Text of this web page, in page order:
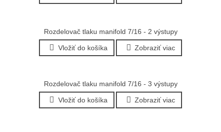
Rozdelovač tlaku manifold 7/16 - 2 výstupy
Vložiť do košíka Zobraziť viac
Rozdelovač tlaku manifold 7/16 - 3 výstupy
Vložiť do košíka Zobraziť viac